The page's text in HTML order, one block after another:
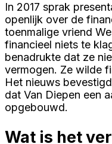
In 2017 sprak
openlijk over de
toenmalige vriend
financieel niets te
benadrukte dat ze
vermogen. Ze wilde
Het nieuws
dat Van Diepen een
opgebouwd.
Wat is het